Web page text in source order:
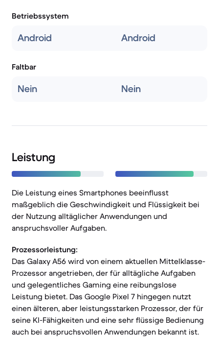
Betriebssystem
Android Android
Faltbar
Nein Nein
Leistung
Die Leistung eines Smartphones beeinflusst
maßgeblich die Geschwindigkeit und Flüssigkeit bei
der Nutzung alltäglicher Anwendungen und
anspruchsvoller Aufgaben.
Prozessorleistung:
Das Galaxy A56 wird von einem aktuellen Mittelklasse-
Prozessor angetrieben, der für alltägliche Aufgaben
und gelegentliches Gaming eine reibungslose
Leistung bietet. Das Google Pixel 7 hingegen nutzt
einen älteren, aber leistungsstarken Prozessor, der für
seine KI-Fähigkeiten und eine sehr flüssige Bedienung
auch bei anspruchsvollen Anwendungen bekannt ist.